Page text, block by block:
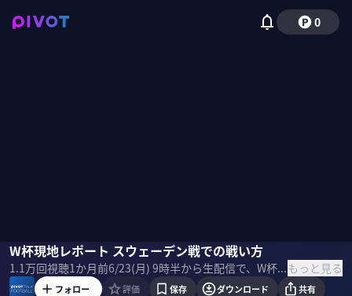
0
W杯現地レポート スウェーデン戦での戦い方
1.1万回視聴1か月前 6/23(月) 9時半から生配信で、W杯サッカー日本代表の第三戦、スウェーデン戦をどう戦えば良いのか？ 現地の声を交えながら話しました。 これは、アーカイブ映像です。 ＜ゲスト＞ 木崎伸也｜スポーツライター 1975年、東京都生まれ。2002年夏にオランダへ移住。翌2003年から6年間、ドイツを拠点に欧州サッカーを取材。スポーツ誌『Number』はじめ、各メディアに寄稿。最新刊は小説『アイム・ブルー』。2018年10月よりサッカーカンボジア代表のスタッフに。 ミムラユウスケ｜スポーツライター 2006年7月にスポーツライターとしての活動をはじめ、2009年1月にドイツへ渡る。ドイツを中心にヨーロッパで取材。2016年9月22日より、拠点を再び日本に移す。 ＜目次＞もっと見る
ミムラユウスケ 木崎伸也佐々木紀彦
フォロー 評価 保存 ダウンロード 共有